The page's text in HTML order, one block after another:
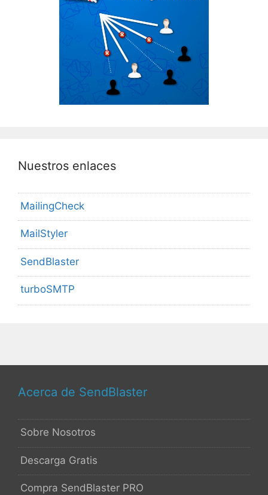
Nuestros enlaces
MailingCheck
MailStyler
SendBlaster
turboSMTP
Acerca de SendBlaster
Sobre Nosotros
Descarga Gratis
Compra SendBlaster PRO